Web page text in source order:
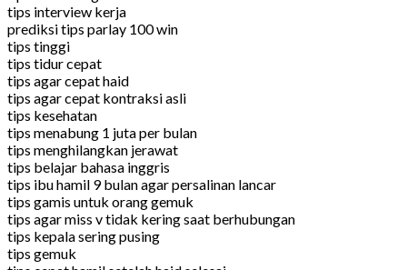
tips interview kerja
prediksi tips parlay 100 win
tips tinggi
tips tidur cepat
tips agar cepat haid
tips agar cepat kontraksi asli
tips kesehatan
tips menabung 1 juta per bulan
tips menghilangkan jerawat
tips belajar bahasa inggris
tips ibu hamil 9 bulan agar persalinan lancar
tips gamis untuk orang gemuk
tips agar miss v tidak kering saat berhubungan
tips kepala sering pusing
tips gemuk